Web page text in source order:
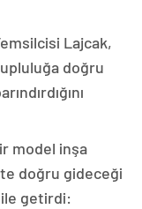
Lajcak,
doğru
model inşa
doğru gideceği
getirdi: